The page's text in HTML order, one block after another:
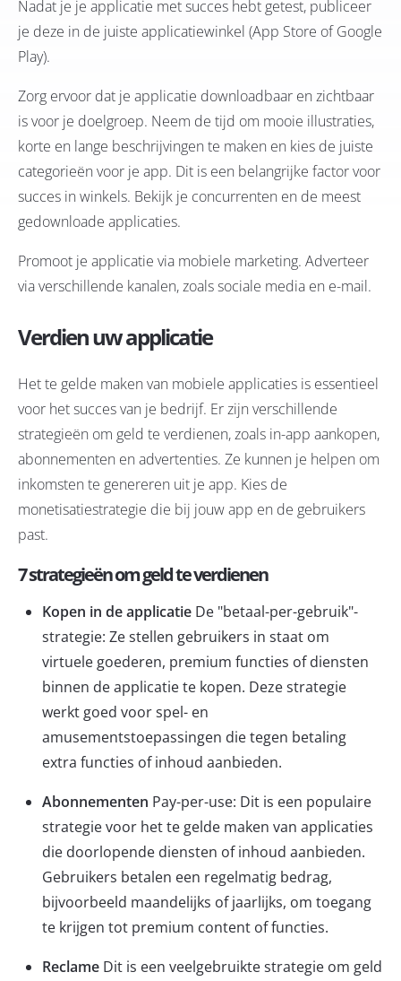
Nadat je je applicatie met succes hebt getest, publiceer
je deze in de juiste applicatiewinkel (App Store of Google
Play).
Zorg ervoor dat je applicatie downloadbaar en zichtbaar
is voor je doelgroep. Neem de tijd om mooie illustraties,
korte en lange beschrijvingen te maken en kies de juiste
categorieën voor je app. Dit is een belangrijke factor voor
succes in winkels. Bekijk je concurrenten en de meest
gedownloade applicaties.
Promoot je applicatie via mobiele marketing. Adverteer
via verschillende kanalen, zoals sociale media en e-mail.
Verdien uw applicatie
Het te gelde maken van mobiele applicaties is essentieel
voor het succes van je bedrijf. Er zijn verschillende
strategieën om geld te verdienen, zoals in-app aankopen,
abonnementen en advertenties. Ze kunnen je helpen om
inkomsten te genereren uit je app. Kies de
monetisatiestrategie die bij jouw app en de gebruikers
past.
7 strategieën om geld te verdienen
Kopen in de applicatie De "betaal-per-gebruik"-
strategie: Ze stellen gebruikers in staat om
virtuele goederen, premium functies of diensten
binnen de applicatie te kopen. Deze strategie
werkt goed voor spel- en
amusementstoepassingen die tegen betaling
extra functies of inhoud aanbieden.
Abonnementen Pay-per-use: Dit is een populaire
strategie voor het te gelde maken van applicaties
die doorlopende diensten of inhoud aanbieden.
Gebruikers betalen een regelmatig bedrag,
bijvoorbeeld maandelijks of jaarlijks, om toegang
te krijgen tot premium content of functies.
Reclame Dit is een veelgebruikte strategie om geld